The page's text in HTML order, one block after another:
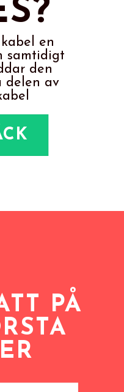
en
samtidigt
den
delen av
PÅ